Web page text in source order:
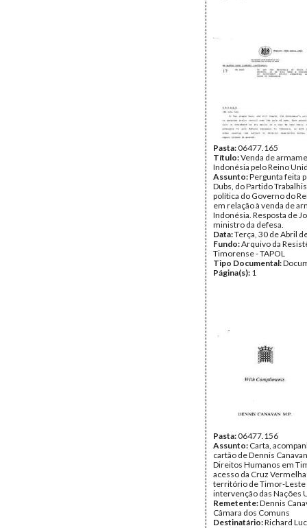
Pasta:06477.165
Título:Venda de
Indonésia pelo Reino
Assunto:Pergunta feita
Dubs, do Partido
política do Governo do
em relação à venda de
Indonésia. Resposta de
ministro da defesa.
Data:Terça, 30 de Abril
Fundo:Arquivo da
Timorense - TAPOL
Tipo Documental:
Página(s): 1
Pasta:06477.156
Assunto: Carta,
cartão de Dennis
Direitos Humanos em
acesso da Cruz
território de Timor-Leste
intervenção das Nações
Remetente:Dennis
Câmara dos Comuns
Destinatário:Richard